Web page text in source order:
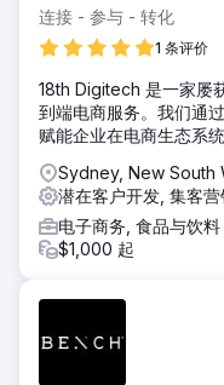
连接 - 参与 - 转化
1 条评价
18th Digitech 是一家屡
到端电商服务。我们通
赋能企业在电商生态系统
Sydney, New South
潜在客户开发, 集客营
电子商务, 食品与饮料
$1,000 起